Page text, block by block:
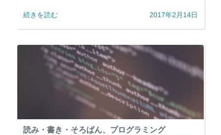
続きを読む 2017年2月14日
読み・書き・そろばん、プログラミング